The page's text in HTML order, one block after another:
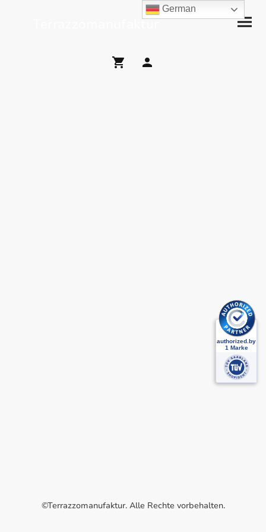
Terrazzomanufaktur
©Terrazzomanufaktur. Alle Rechte vorbehalten.
German